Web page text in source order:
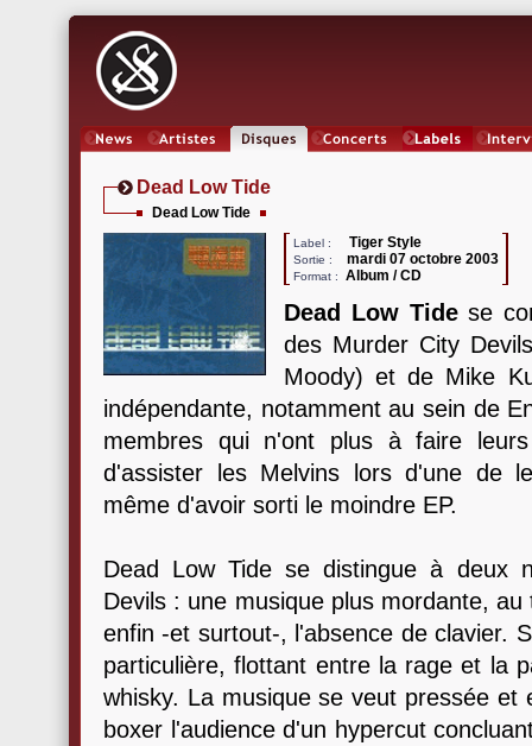
Dead Low Tide
Dead Low Tide
Label : Tiger Style
Sortie : mardi 07 octobre 2003
Format : Album / CD
Dead Low Tidese
des Murder City
Moody) et de Mike
indépendante, notamment au sein de
membres qui n'ont plus à faire
d'assister les Melvins lors d'une de
même d'avoir sorti le moindre EP.
Dead Low Tide se distingue à deux
Devils : une musique plus mordante,
enfin -et surtout-, l'absence de clavier.
particulière, flottant entre la rage et la
whisky. La musique se veut pressée et
boxer l'audience d'un hypercut